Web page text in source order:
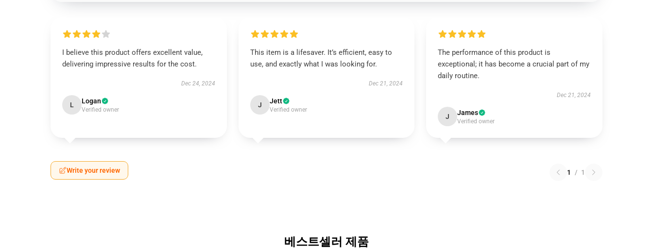
I believe this product offers excellent value,
delivering impressive results for the cost.
Dec 24, 2024
L Logan
Verified owner
This item is a lifesaver. It’s efficient, easy to
use, and exactly what I was looking for.
Dec 21, 2024
J Jett
Verified owner
The performance of this product is
exceptional; it has become a crucial part of my
daily routine.
Dec 21, 2024
J James
Verified owner
Write your review 1 / 1
베스트셀러 제품